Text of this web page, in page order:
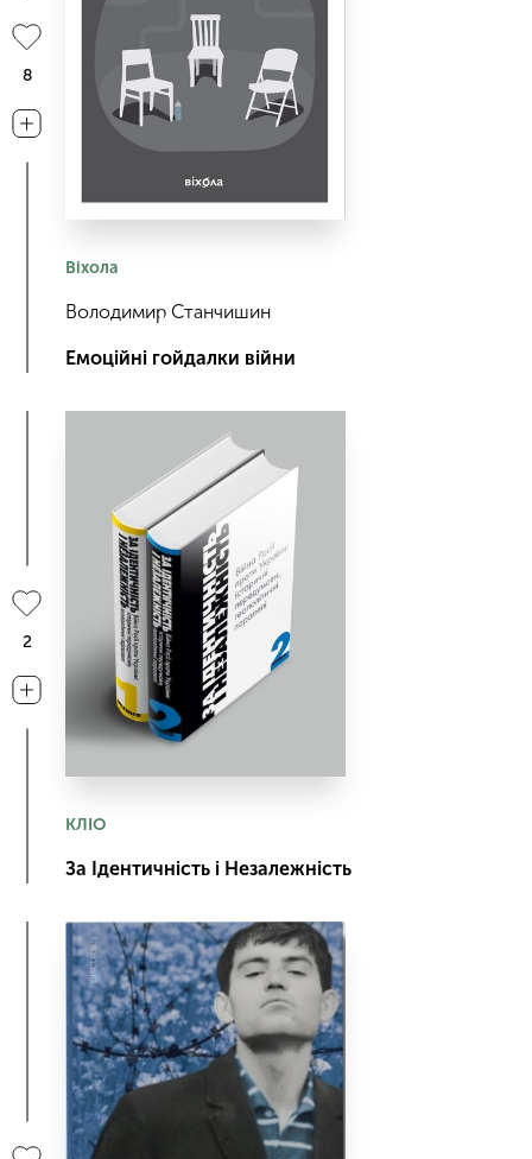
Віхола
Володимир Станчишин
Емоційні гойдалки війни
8
КЛІО
За Ідентичність і Незалежність
2